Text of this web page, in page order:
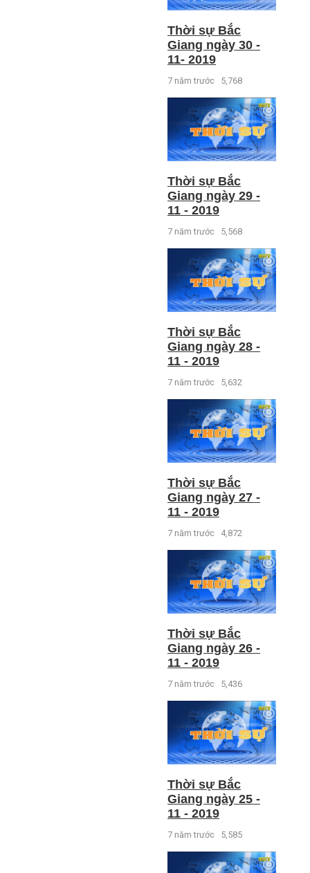
Thời sự Bắc
Giang ngày 30 -
11- 2019
7 năm trước 5,768
Thời sự Bắc
Giang ngày 29 -
11 - 2019
7 năm trước 5,568
Thời sự Bắc
Giang ngày 28 -
11 - 2019
7 năm trước 5,632
Thời sự Bắc
Giang ngày 27 -
11 - 2019
7 năm trước 4,872
Thời sự Bắc
Giang ngày 26 -
11 - 2019
7 năm trước 5,436
Thời sự Bắc
Giang ngày 25 -
11 - 2019
7 năm trước 5,585